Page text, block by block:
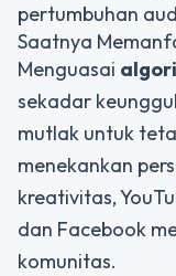
pertumbuhan
Saatnya
Menguasai
sekadar
mutlak untuk
menekankan
kreativitas,
dan Facebook
komunitas.